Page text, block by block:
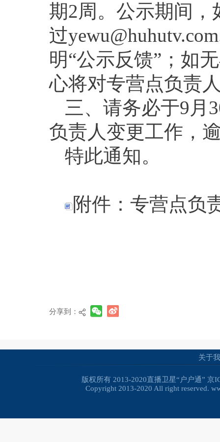
期2周。公示期间
过
明“公示反馈”；如
心将对专营点负责
三、请务必于9月
负责人变更工作，
特此通知。
附件：专营点负
分享到：
关于
版权所有 2013-2020直播卫星“户户通” 京
Copyright 2013-2020 All right reserved.